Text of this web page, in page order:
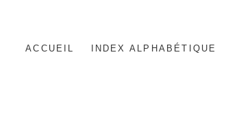
ACCUEIL INDEX ALPHABÉTIQUE